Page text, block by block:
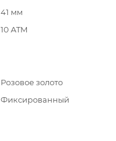
41 мм
10 ATM
Розовое золото
Фиксированный